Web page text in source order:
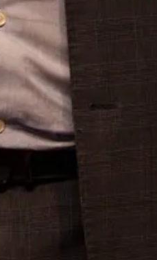
realizada por